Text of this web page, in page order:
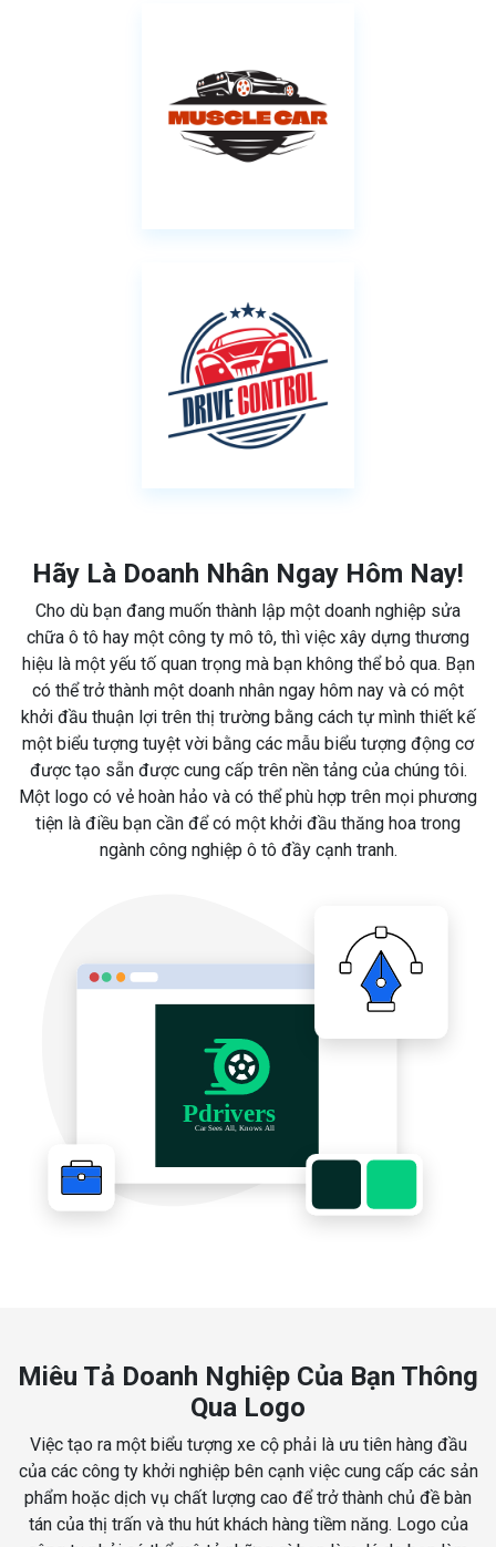
Hãy Là Doanh Nhân Ngay Hôm Nay!
Cho dù bạn đang muốn thành lập một doanh nghiệp sửa
chữa ô tô hay một công ty mô tô, thì việc xây dựng thương
hiệu là một yếu tố quan trọng mà bạn không thể bỏ qua. Bạn
có thể trở thành một doanh nhân ngay hôm nay và có một
khởi đầu thuận lợi trên thị trường bằng cách tự mình thiết kế
một biểu tượng tuyệt vời bằng các mẫu biểu tượng động cơ
được tạo sẵn được cung cấp trên nền tảng của chúng tôi.
Một logo có vẻ hoàn hảo và có thể phù hợp trên mọi phương
tiện là điều bạn cần để có một khởi đầu thăng hoa trong
ngành công nghiệp ô tô đầy cạnh tranh.
Miêu Tả Doanh Nghiệp Của Bạn Thông
Qua Logo
Việc tạo ra một biểu tượng xe cộ phải là ưu tiên hàng đầu
của các công ty khởi nghiệp bên cạnh việc cung cấp các sản
phẩm hoặc dịch vụ chất lượng cao để trở thành chủ đề bàn
tán của thị trấn và thu hút khách hàng tiềm năng. Logo của